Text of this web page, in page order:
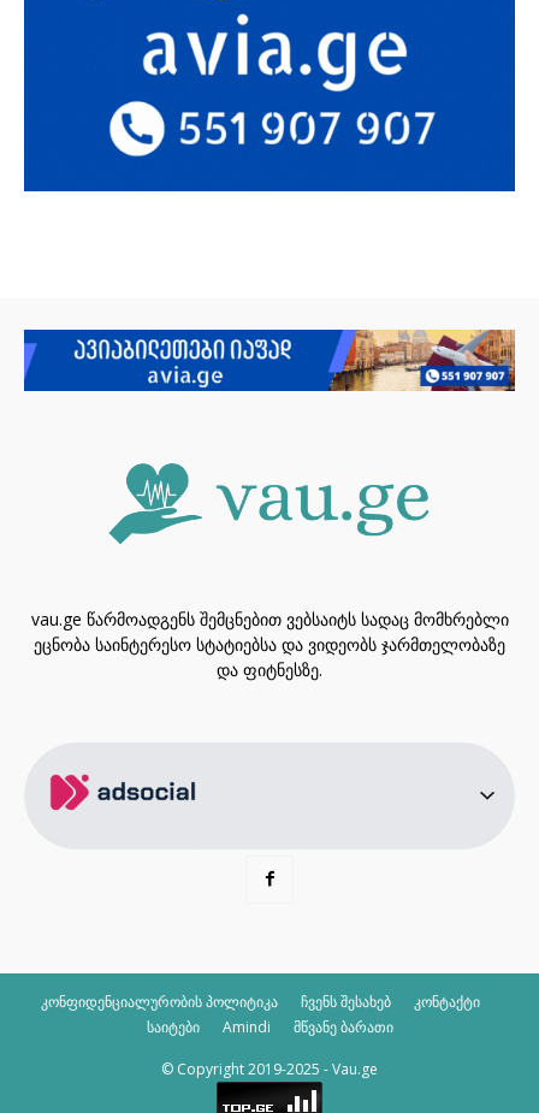
vau.ge წარმოადგენს შემცნებით ვებსაიტს სადაც მომხრებლი
ეცნობა საინტერესო სტატიებსა და ვიდეობს ჯარმთელობაზე
და ფიტნესზე.
კონფიდენციალურობის პოლიტიკა ჩვენს შესახებ
კონტაქტი
საიტები
Amindi მწვანე ბარათი
© Copyright 2019-2025 - Vau.ge